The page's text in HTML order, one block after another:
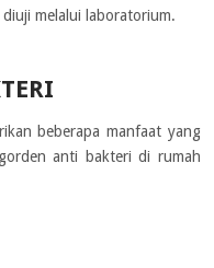
melalui laboratorium.
beberapa manfaat yang
anti bakteri di rumah